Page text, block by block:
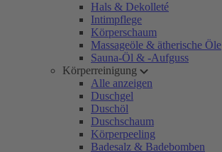
Hals & Dekolleté
Intimpflege
Körperschaum
Massageöle & ätherische Öle
Sauna-Öl & -Aufguss
Körperreinigung
Alle anzeigen
Duschgel
Duschöl
Duschschaum
Körperpeeling
Badesalz & Badebomben